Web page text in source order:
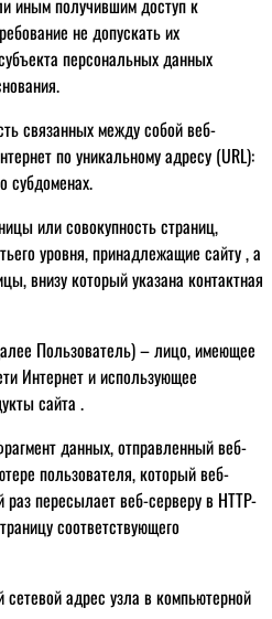
иным получившим доступ к
не допускать их
персональных данных
связанных между собой веб-
по уникальному адресу (URL):
субдоменах.
или совокупность страниц,
уровня, принадлежащие сайту , а
внизу который указана контактная
Пользователь) – лицо, имеющее
Интернет и использующее
сайта .
данных, отправленный веб-
пользователя, который веб-
пересылает веб-серверу в HTTP-
соответствующего
адрес узла в компьютерной